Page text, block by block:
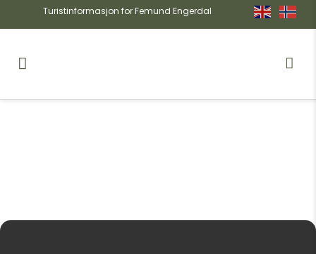
Turistinformasjon for Femund Engerdal